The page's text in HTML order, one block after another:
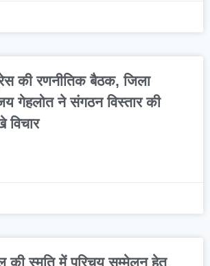
की रणनीतिक बैठक, जिला
गेहलोत ने संगठन विस्तार की
विचार
की स्मृति में परिचय सम्मेलन हेतु